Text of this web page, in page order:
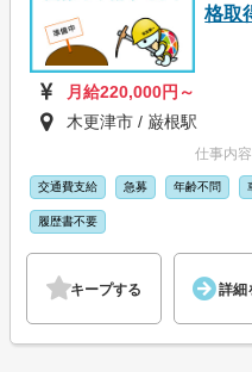
格取
月給220,000円～
木更津市 / 巌根駅
仕事内
交通費支給 急募 年齢不問
履歴書不要
キープする 詳細